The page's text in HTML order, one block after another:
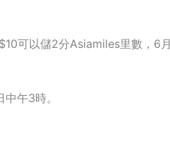
可以儲2分Asiamiles里數，6
午3時。